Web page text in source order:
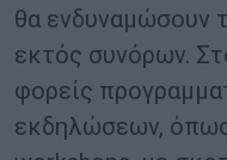
θα ενδυναμώσουν
εκτός συνόρων.
φορείς
εκδηλώσεων, όπως